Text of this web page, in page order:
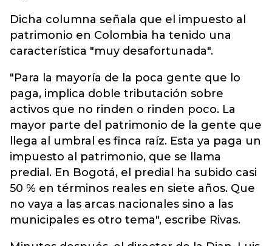
Dicha columna señala que el impuesto al
patrimonio en Colombia ha tenido una
característica "muy desafortunada".
"Para la mayoría de la poca gente que lo
paga, implica doble tributación sobre
activos que no rinden o rinden poco. La
mayor parte del patrimonio de la gente que
llega al umbral es finca raíz. Esta ya paga un
impuesto al patrimonio, que se llama
predial. En Bogotá, el predial ha subido casi
50 % en términos reales en siete años. Que
no vaya a las arcas nacionales sino a las
municipales es otro tema", escribe Rivas.